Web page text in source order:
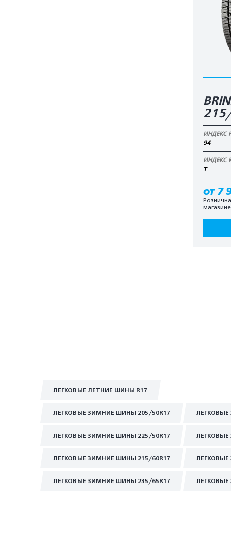
ИНДЕКС
94
ИНДЕКС
T
от 7
магазине
ЛЕГКОВЫЕ ЛЕТНИЕ ШИНЫ R17
ЛЕГКОВЫЕ ЗИМНИЕ ШИНЫ 205/50R17 ЛЕГКОВЫЕ
ЛЕГКОВЫЕ ЗИМНИЕ ШИНЫ 225/50R17 ЛЕГКОВЫЕ
ЛЕГКОВЫЕ ЗИМНИЕ ШИНЫ 215/60R17 ЛЕГКОВЫЕ
ЛЕГКОВЫЕ ЗИМНИЕ ШИНЫ 235/65R17 ЛЕГКОВЫЕ